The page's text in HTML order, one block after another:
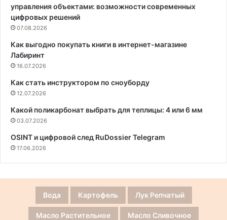
управления объектами: возможности современных
цифровых решений
07.08.2026
Как выгодно покупать книги в интернет-магазине
Лабиринт
16.07.2026
Как стать инструктором по сноуборду
12.07.2026
Какой поликарбонат выбрать для теплицы: 4 или 6 мм
03.07.2026
OSINT и цифровой след RuDossier Telegram
17.06.2026
Вода Картофель Лук Репчатый
Масло Растительное Масло Сливочное